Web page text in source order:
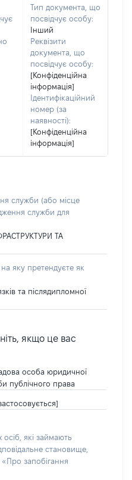
Тип документа, що
посвідчує особу:
Інший
Реквізити
документа, що
посвідчує особу:
[Конфіденційна
інформація]
Ідентифікаційний
номер (за
наявності):
[Конфіденційна
інформація]
служби (або місце
служби для
ТА
яку претендуєте як
та післядипломної
якщо це вас
особа юридичної
публічного права
які займають
становище,
«Про запобігання